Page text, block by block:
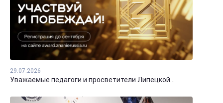
29.07.2026
Уважаемые педагоги и просветители Липецкой...